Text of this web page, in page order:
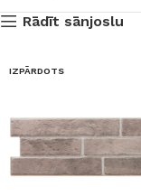
Rādīt sānjoslu
IZPĀRDOTS